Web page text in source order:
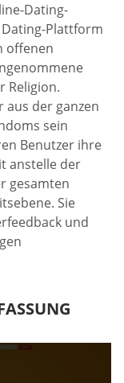
Dating-
Plattform
offenen
Religion.
aus der ganzen
sein
Benutzer ihre
anstelle der
gesamten
Sie
und